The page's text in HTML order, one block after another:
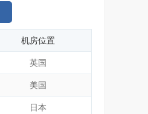
机房位置
英国
美国
日本